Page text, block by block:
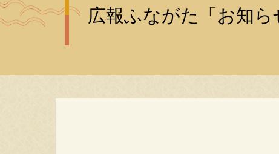
事前の備え・防災・防犯 上
食育・学校給食 学
補助金・給付金 舟
お知らせ 講
町長の部屋 よ
広報ふながた「お知